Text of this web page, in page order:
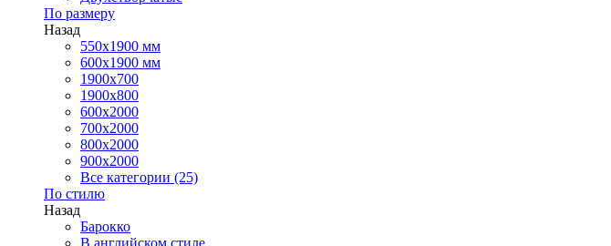
По размеру
Назад
550x1900 мм
600x1900 мм
1900х700
1900х800
600x2000
700x2000
800x2000
900x2000
Все категории (25)
По стилю
Назад
Барокко
В английском стиле